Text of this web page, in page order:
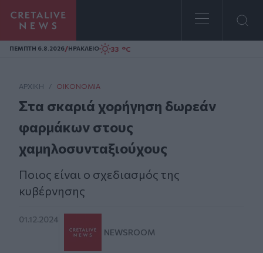
Homepage
ΠΕΜΠΤΗ 6.8.2026/ΗΡΑΚΛΕΙΟ 33 °C
ΑΡΧΙΚΗ / ΟΙΚΟΝΟΜΊΑ
Στα σκαριά χορήγηση δωρεάν
φαρμάκων στους
χαμηλοσυνταξιούχους
Ποιος είναι ο σχεδιασμός της
κυβέρνησης
01.12.2024
NEWSROOM